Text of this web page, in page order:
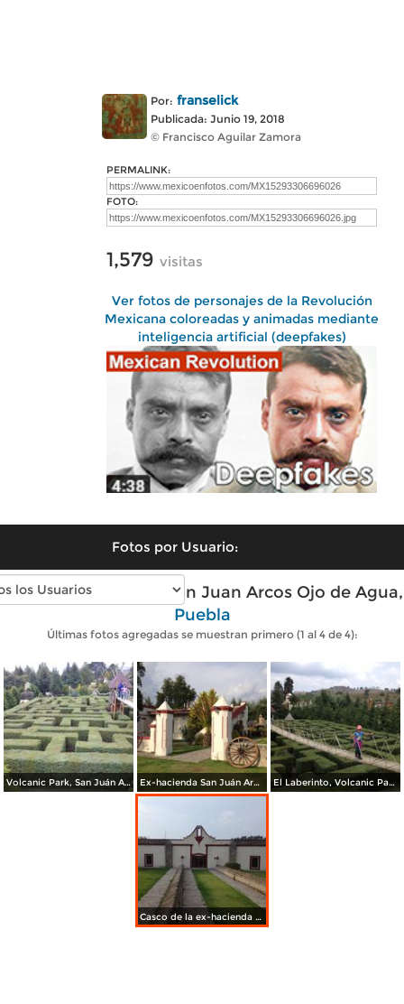
Por: franselick
Publicada: Junio 19, 2018
© Francisco Aguilar Zamora
PERMALINK:
FOTO:
1,579 visitas
Ver fotos de personajes de la Revolución
Mexicana coloreadas y animadas mediante
inteligencia artificial (deepfakes)
Fotos por Usuario:
Fotos modernas de San Juan Arcos Ojo de Agua,
Puebla
Últimas fotos agregadas se muestran primero (1 al 4 de 4):
Volcanic Park, San Juán Arcos Ojo de Agua. Abril/2018 Ex-hacienda San Juán Arcos Ojo de Agua. Abril/2018 El Laberinto, Volcanic Park. San Juán Arcos Ojo de Agua. Abril/2018
Casco de la ex-hacienda de San Juán Arcos Ojo de Agua. Abril/2018